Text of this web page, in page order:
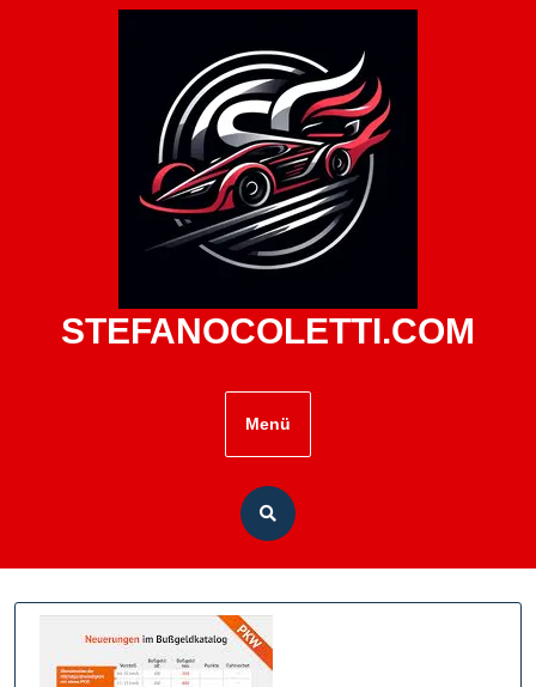
STEFANOCOLETTI.COM
Menü